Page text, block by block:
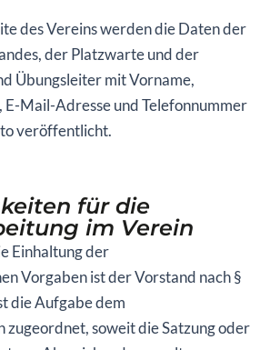
des Vereins werden die Daten der
der Platzwarte und der
Übungsleiter mit Vorname,
E-Mail-Adresse und Telefonnummer
veröffentlicht.
für die
im Verein
Einhaltung der
Vorgaben ist der Vorstand nach §
die Aufgabe dem
soweit die Satzung oder